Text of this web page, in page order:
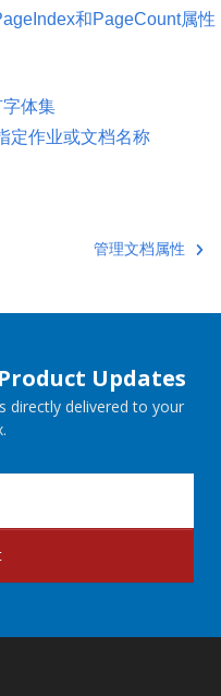
和PageCount属性
体集
定作业或文档名称
管理文档属性
Updates
directly delivered to your